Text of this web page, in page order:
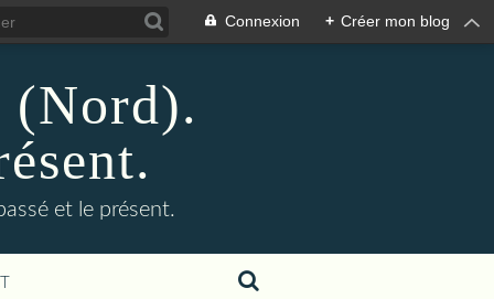
Connexion + Créer mon blog
et le présent.